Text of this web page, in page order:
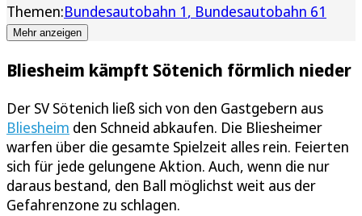
Themen:Bundesautobahn 1 Bundesautobahn 61
Mehr anzeigen
Bliesheim kämpft Sötenich förmlich nieder
Der SV Sötenich ließ sich von den Gastgebern aus
Bliesheim den Schneid abkaufen. Die Bliesheimer
warfen über die gesamte Spielzeit alles rein. Feierten
sich für jede gelungene Aktion. Auch, wenn die nur
daraus bestand, den Ball möglichst weit aus der
Gefahrenzone zu schlagen.